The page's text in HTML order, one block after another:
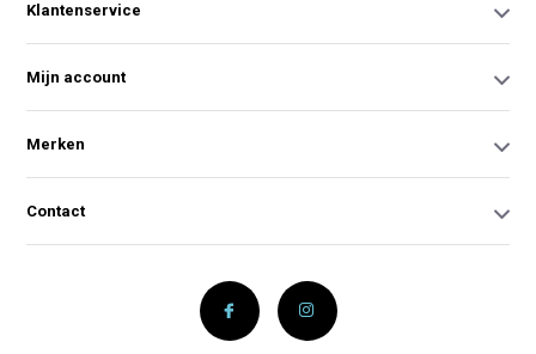
Klantenservice
Mijn account
Merken
Contact